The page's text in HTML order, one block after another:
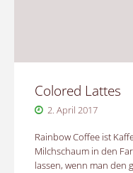
Colored Lattes
2. April 2017
Rainbow Coffee ist
Milchschaum in den
lassen, wenn man den